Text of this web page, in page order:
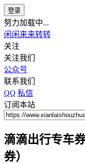
登录
努力加载中...
闲闲来来转转
关注
关注我们
公众号
联系我们
QQ 私信
订阅本站
滴滴出行专车
券）